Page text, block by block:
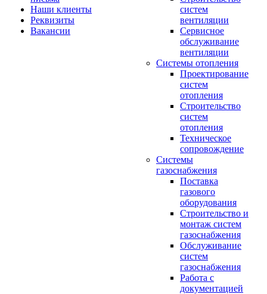
Наши клиенты
Реквизиты
Вакансии
систем
вентиляции
Сервисное
обслуживание
вентиляции
Системы отопления
Проектирование
систем
отопления
Строительство
систем
отопления
Техническое
сопровождение
Системы
газоснабжения
Поставка
газового
оборудования
Строительство и
монтаж систем
газоснабжения
Обслуживание
систем
газоснабжения
Работа с
документацией